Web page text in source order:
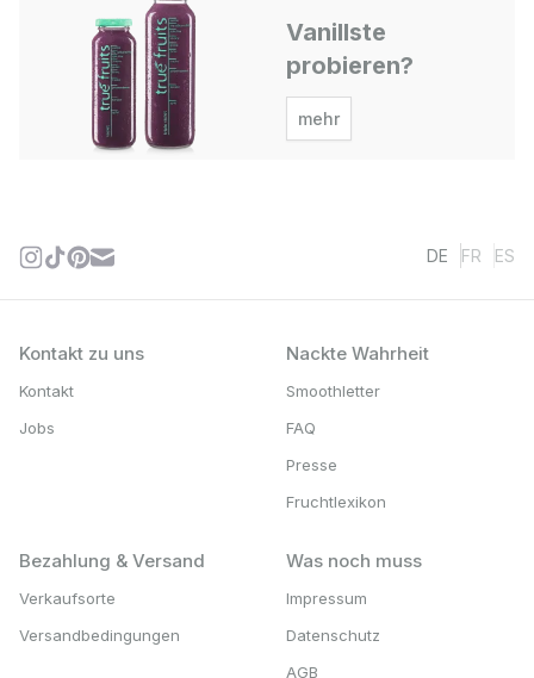
Vanillste
probieren?
mehr
DE FR ES
Kontakt zu uns
Kontakt
Jobs
Nackte Wahrheit
Smoothletter
FAQ
Presse
Fruchtlexikon
Bezahlung & Versand
Verkaufsorte
Versandbedingungen
Was noch muss
Impressum
Datenschutz
AGB